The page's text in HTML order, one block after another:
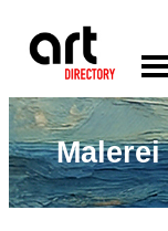
Malerei